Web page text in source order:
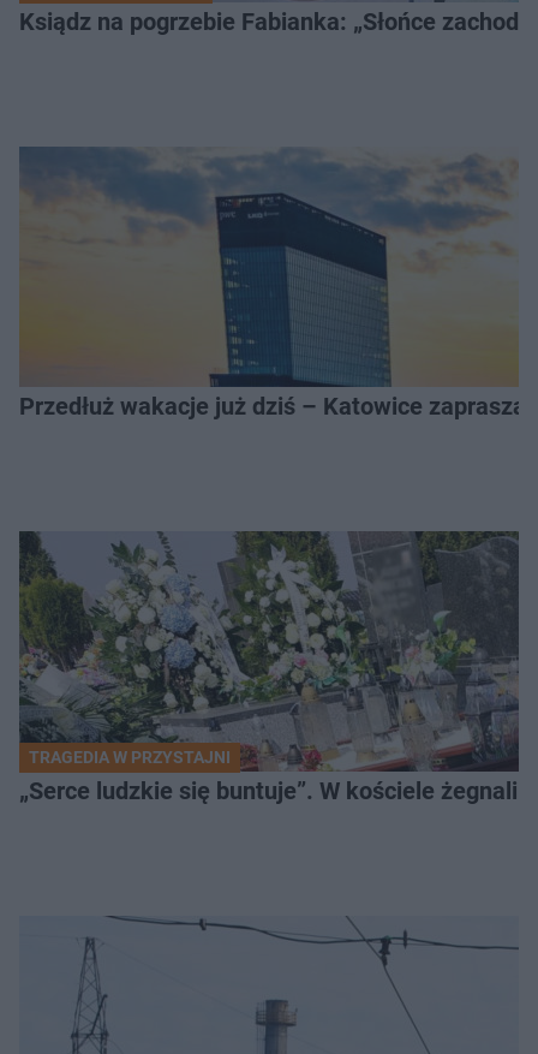
Ksiądz na pogrzebie Fabianka: „Słońce
Przedłuż wakacje już dziś – Katowice
TRAGEDIA W PRZYSTAJNI
„Serce ludzkie się buntuje”. W kościele żegnali